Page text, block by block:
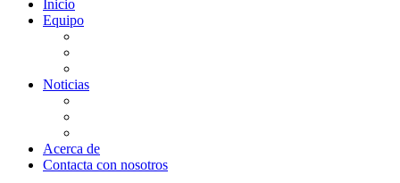
Inicio
Equipo
Noticias
Acerca de
Contacta con nosotros